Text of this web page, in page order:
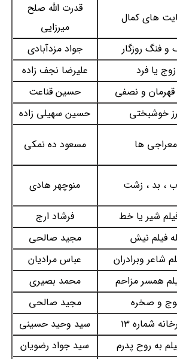
های کمال
قدرت الله صلح
میرزایی
و فنگ روزگار
جواد مزدآبادی
زوج یا فرد
علیرضا نجف زاده
و نصفی
حسین قناعت
خوشبختی
حسین سهیلی زاده
معراجی ها مسعود ده نمکی
، بد ، زشت منوچهر هادی
شیر یا خط
فرشاد ارج
فیلم نیش
مجید صالحی
شاعر وبرادران
عباس مرادیان
همسر مزاحم
محمد بصیری
و صخره
مجید صالحی
شماره 13
سید وحید حسینی
به روح پدرم
سید جواد رضویان